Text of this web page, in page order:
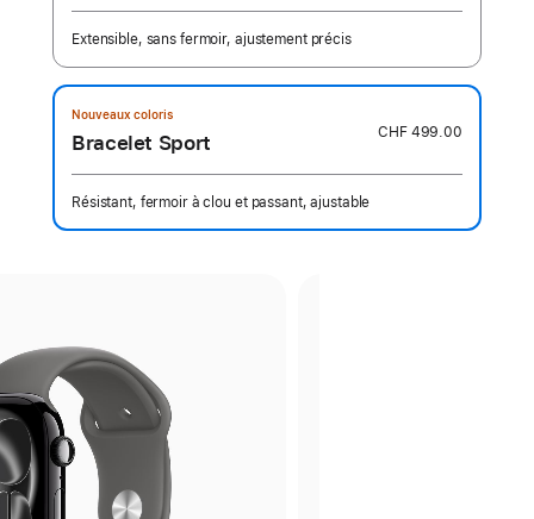
Extensible, sans fermoir, ajustement précis
Nouveaux coloris
Bracelet Sport CHF 499.00
Résistant, fermoir à clou et passant, ajustable